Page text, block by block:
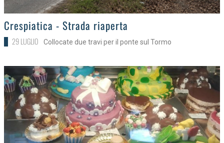
>
Crespiatica - Strada riaperta
29 LUGLIO Collocate due travi per il ponte sul Tormo